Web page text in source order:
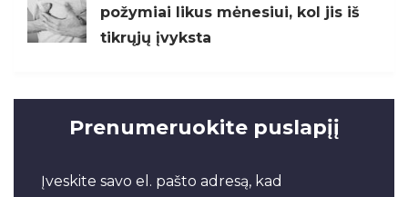
požymiai likus mėnesiui, kol jis iš
tikrųjų įvyksta
Prenumeruokite puslapįį
Įveskite savo el. pašto adresą, kad